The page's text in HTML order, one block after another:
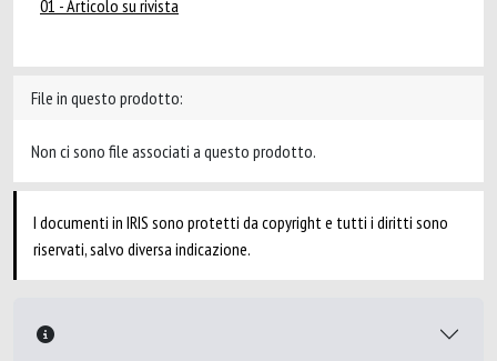
01 - Articolo su rivista
File in questo prodotto:
Non ci sono file associati a questo prodotto.
I documenti in IRIS sono protetti da copyright e tutti i diritti sono
riservati, salvo diversa indicazione.